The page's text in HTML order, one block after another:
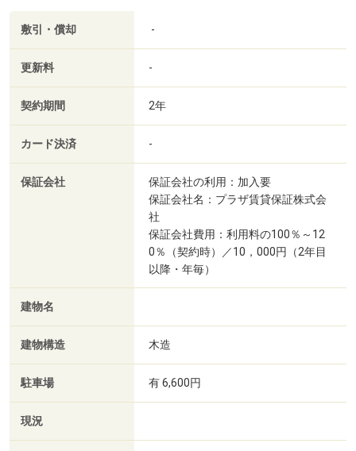
敷引・償却 -
更新料 -
契約期間 2年
カード決済 -
保証会社
保証会社の利用：加入要
保証会社名：プラザ賃貸保証株式会
社
保証会社費用：利用料の100％～12
0％（契約時）／10，000円（2年目
以降・年毎）
建物名
建物構造 木造
駐車場 有 6,600円
現況